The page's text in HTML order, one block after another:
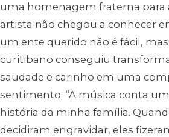
uma homenagem fraterna para
artista não chegou a conhecer
um ente querido não é fácil,
curitibano conseguiu
saudade e carinho em uma
sentimento. “A música conta
história da minha família.
decidiram engravidar, eles